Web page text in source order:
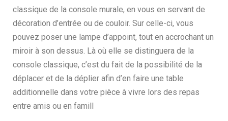
classique de la console murale, en vous en servant de
décoration d’entrée ou de couloir. Sur celle-ci, vous
pouvez poser une lampe d’appoint, tout en accrochant un
miroir à son dessus. Là où elle se distinguera de la
console classique, c’est du fait de la possibilité de la
déplacer et de la déplier afin d’en faire une table
additionnelle dans votre pièce à vivre lors des repas
entre amis ou en famill